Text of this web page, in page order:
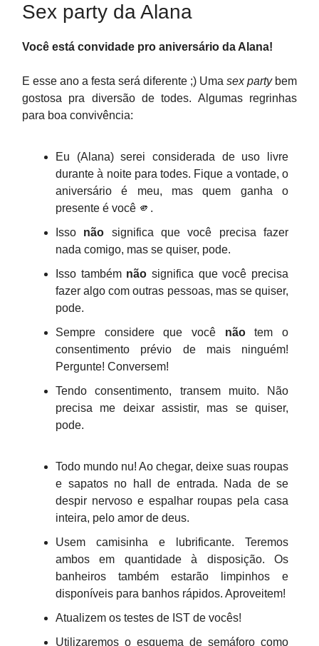
Sex party da Alana
Você está convidade pro aniversário da Alana!
E esse ano a festa será diferente ;) Uma sex party bem
gostosa pra diversão de todes. Algumas regrinhas
para boa convivência:
Eu (Alana) serei considerada de uso livre
durante à noite para todes. Fique a vontade, o
aniversário é meu, mas quem ganha o
presente é você 🫵.
Isso não significa que você precisa fazer
nada comigo, mas se quiser, pode.
Isso também não significa que você precisa
fazer algo com outras pessoas, mas se quiser,
pode.
Sempre considere que você nãotem o
consentimento prévio de mais ninguém!
Pergunte! Conversem!
Tendo consentimento, transem muito. Não
precisa me deixar assistir, mas se quiser,
pode.
Todo mundo nu! Ao chegar, deixe suas roupas
e sapatos no hall de entrada. Nada de se
despir nervoso e espalhar roupas pela casa
inteira, pelo amor de deus.
Usem camisinha e lubrificante. Teremos
ambos em quantidade à disposição. Os
banheiros também estarão limpinhos e
disponíveis para banhos rápidos. Aproveitem!
Atualizem os testes de IST de vocês!
Utilizaremos o esquema de semáforo como